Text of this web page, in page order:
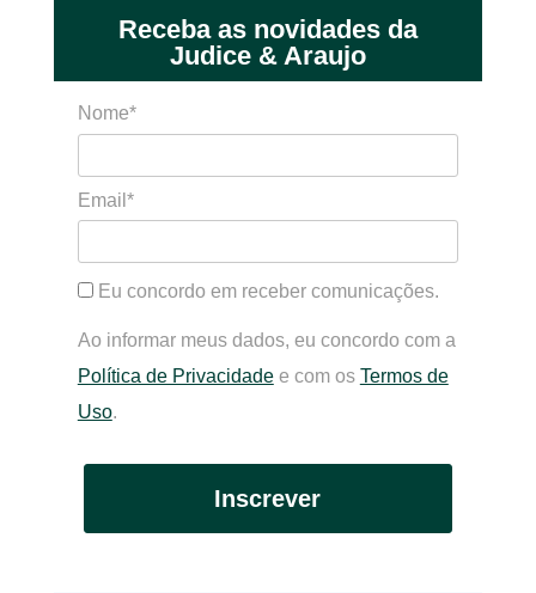
Receba as novidades da
Judice & Araujo
Nome*
Email*
Eu concordo em receber comunicações.
Ao informar meus dados, eu concordo com a
Política de Privacidadee com os Termos de
Uso.
Inscrever